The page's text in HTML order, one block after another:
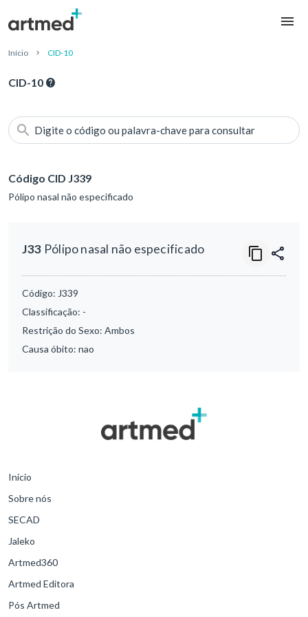
Início CID-10
CID-10
Digite o código ou palavra-chave para consultar
Código CID J339
Pólipo nasal não especificado
J33 Pólipo nasal não especificado
Código: J339
Classificação: -
Restrição do Sexo: Ambos
Causa óbito: nao
Início
Sobre nós
SECAD
Jaleko
Artmed360
Artmed Editora
Pós Artmed